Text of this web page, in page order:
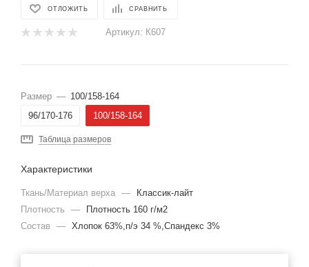
ОТЛОЖИТЬ СРАВНИТЬ
Артикул: К607
Размер — 100/158-164
96/170-176
100/158-164
Таблица размеров
Характеристики
Ткань/Материал верха —
Классик-лайт
Плотность
—
Плотность 160 г/м2
Состав
— Хлопок 63%,п/э 34 %,Спандекс 3%